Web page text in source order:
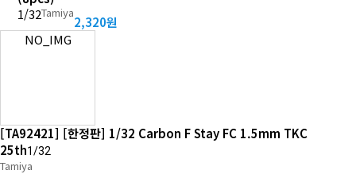
1/32Tamiya
2,320원
NO_IMG
[TA92421] [한정판] 1/32 Carbon F Stay FC 1.5mm TKC
25th1/32
Tamiya